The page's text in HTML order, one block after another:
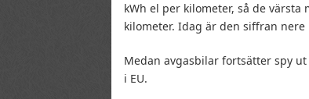
kWh el per kilometer, så de
kilometer. Idag är den siffran
Medan avgasbilar fortsätter spy
i EU.